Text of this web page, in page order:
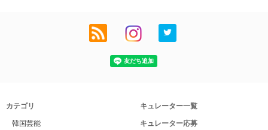
カテゴリ
韓国芸能
キュレーター一覧
キュレーター応募